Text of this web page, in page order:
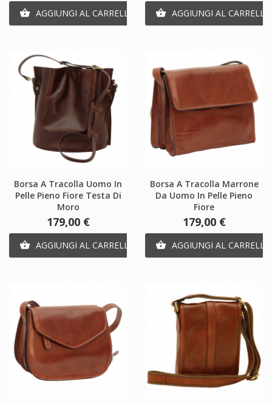
 AGGIUNGI AL CARRELLO  AGGIUNGI AL CARRELLO
Borsa A Tracolla Uomo In
Pelle Pieno Fiore Testa Di
Moro
Prezzo
179,00 €
 AGGIUNGI AL CARRELLO
Borsa A Tracolla Marrone
Da Uomo In Pelle Pieno
Fiore
Prezzo
179,00 €
 AGGIUNGI AL CARRELLO